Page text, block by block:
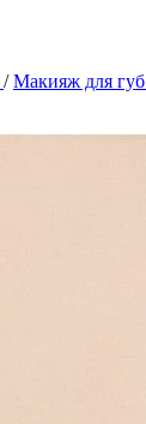
/ Макияж для губ